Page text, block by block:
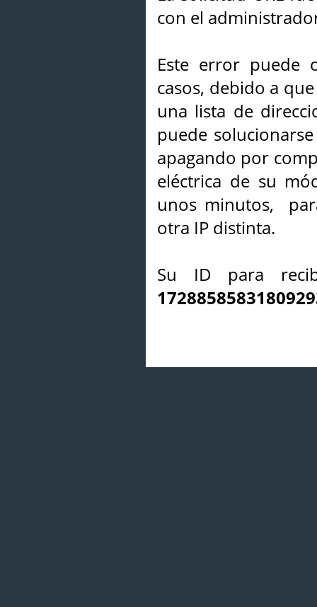
con el
Este error puede
casos, debido a
una lista de
puede
apagando por
eléctrica de su
unos minutos,
otra IP distinta.
Su ID para